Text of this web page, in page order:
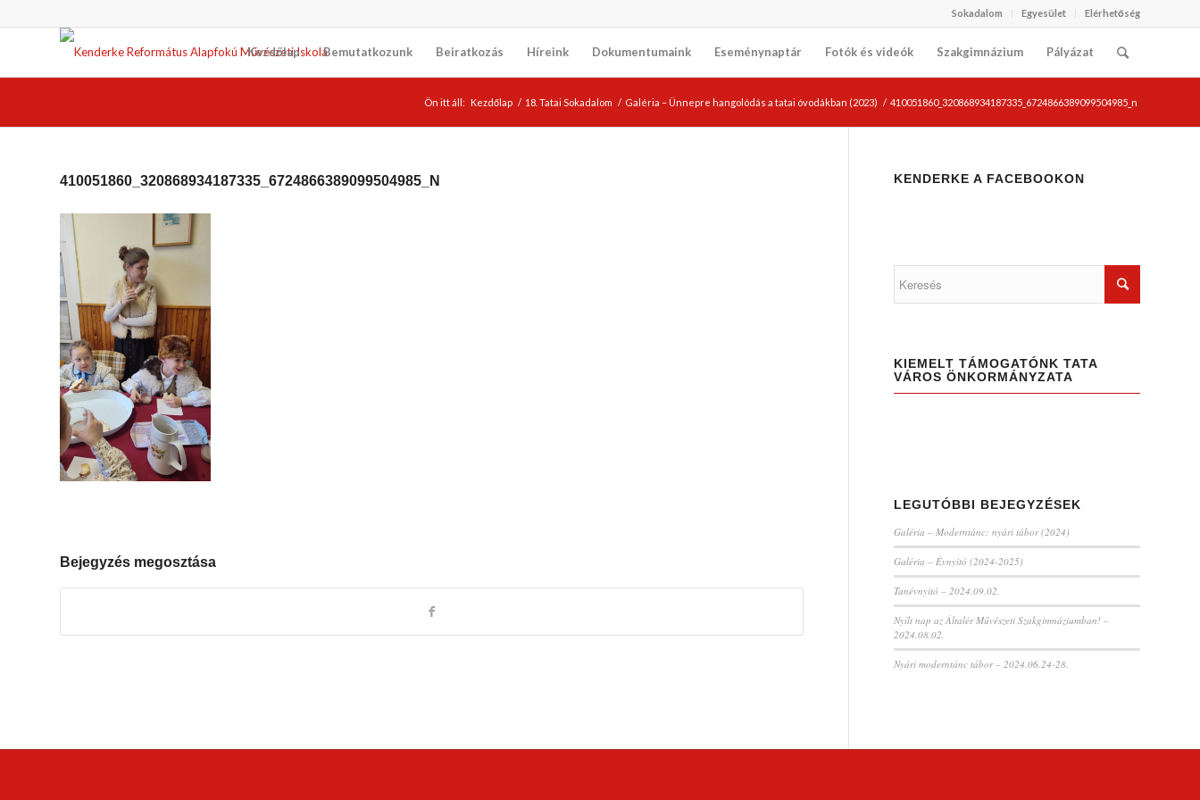
Sokadalom Egyesület Elérhetőség
Kezdőlap Bemutatkozunk Beiratkozás Híreink Dokumentumaink Eseménynaptár Fotók és videók Szakgimnázium Pályázat
Ön itt áll: Kezdőlap / 18. Tatai Sokadalom / Galéria – Ünnepre hangolódás a tatai óvodákban (2023) / 410051860_320868934187335_6724866389099504985_n
410051860_320868934187335_6724866389099504985_N
Bejegyzés megosztása
KENDERKE A FACEBOOKON
KIEMELT TÁMOGATÓNK TATA
VÁROS ÖNKORMÁNYZATA
LEGUTÓBBI BEJEGYZÉSEK
Galéria – Moderntánc: nyári tábor (2024)
Galéria – Évnyitó (2024-2025)
Tanévnyitó – 2024.09.02.
Nyílt nap az Általér Művészeti Szakgimnáziumban! –
2024.08.02.
Nyári moderntánc tábor – 2024.06.24-28.